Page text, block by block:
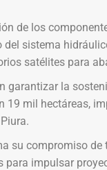
de los
sistema
satélites para
garantizar la
19 mil hectáreas,
su compromiso
para impulsar